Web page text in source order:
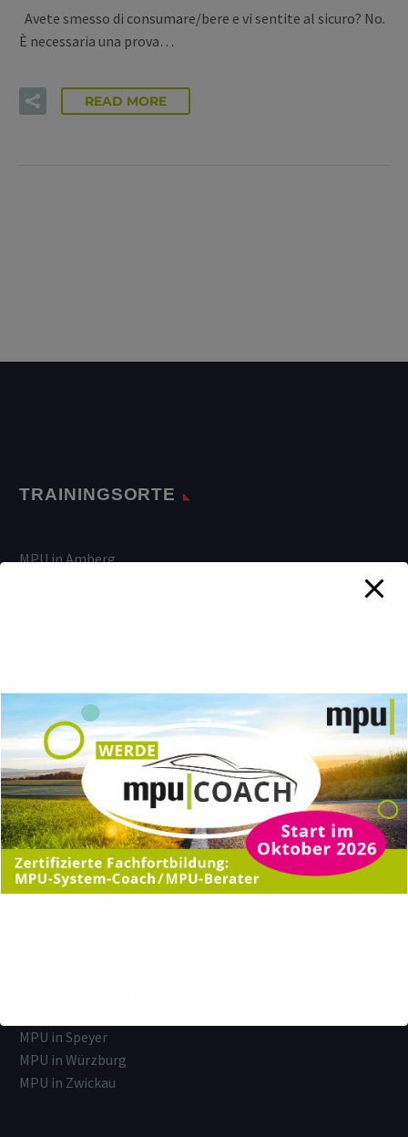
Avete smesso di consumare/bere e vi sentite al sicuro? No.
È necessaria una prova…
READ MORE
TRAININGSORTE
MPU in Amberg
MPU in Duisburg
MPU in Essen
MPU in Gelsenkirchen
MPU in Heidelberg
MPU in Koblenz
MPU in Lüneburg
MPU in Montabaur
MPU in Neumarkt
MPU in Nürnberg
MPU in Speyer
MPU in Würzburg
MPU in Zwickau